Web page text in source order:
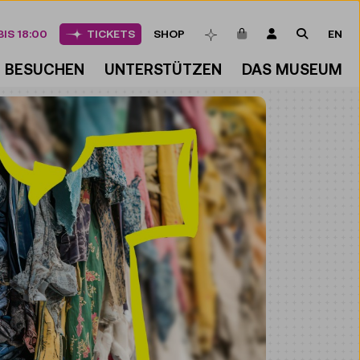
BESUCHEN UNTERSTÜTZEN DAS MUSEUM
18:00 TICKETS SHOP MERKLISTEARTIKEL IM
LOGIN SUCHE
EN